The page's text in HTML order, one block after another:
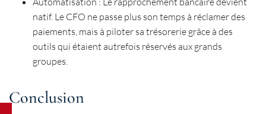
natif. Le CFO ne passe plus son temps à réclamer des
paiements, mais à piloter sa trésorerie grâce à des
outils qui étaient autrefois réservés aux grands
groupes.
Conclusion